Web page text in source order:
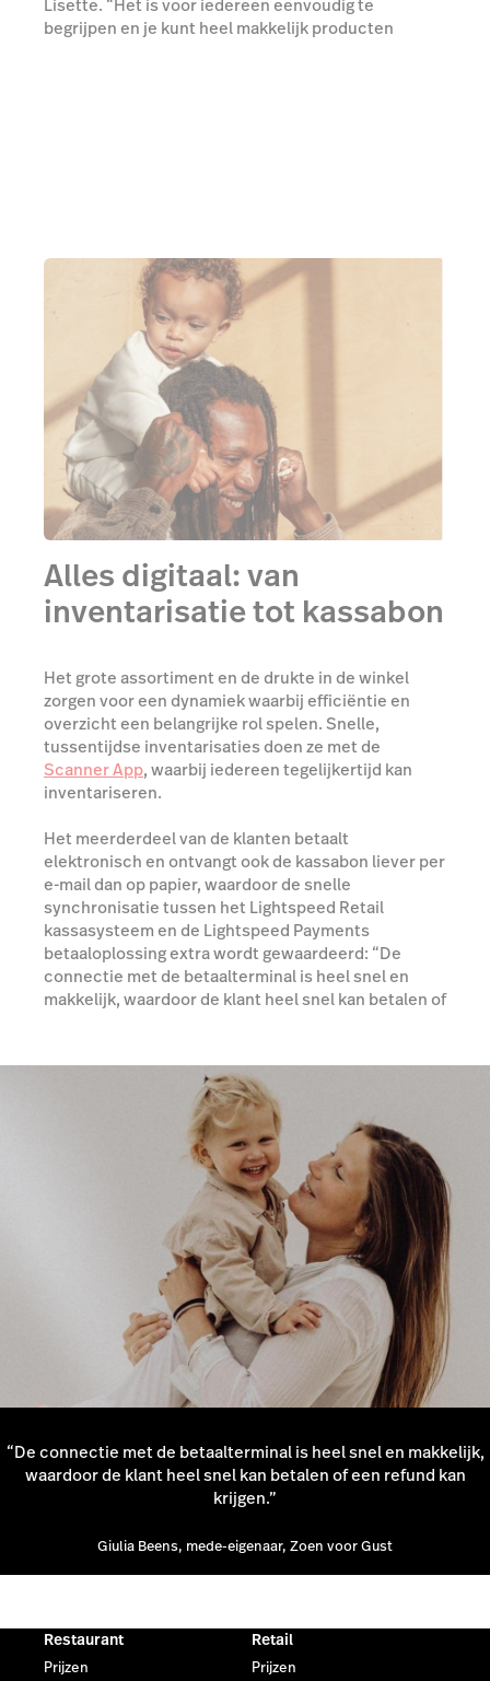
Lisette. “Het is voor iedereen eenvoudig te
begrijpen en je kunt heel makkelijk producten
Alles digitaal: van
inventarisatie tot kassabon
Het grote assortiment en de drukte in de winkel
zorgen voor een dynamiek waarbij efficiëntie en
overzicht een belangrijke rol spelen. Snelle,
tussentijdse inventarisaties doen ze met de
Scanner App, waarbij iedereen tegelijkertijd kan
inventariseren.
Het meerderdeel van de klanten betaalt
elektronisch en ontvangt ook de kassabon liever per
e-mail dan op papier, waardoor de snelle
synchronisatie tussen het Lightspeed Retail
kassasysteem en de Lightspeed Payments
betaaloplossing extra wordt gewaardeerd: “De
connectie met de betaalterminal is heel snel en
makkelijk, waardoor de klant heel snel kan betalen of
Meer over Lightspeed Payments
“De connectie met de betaalterminal is heel snel en makkelijk,
waardoor de klant heel snel kan betalen of een refund kan
krijgen.”
Giulia Beens, mede-eigenaar, Zoen voor Gust
Restaurant
Prijzen
Retail
Prijzen